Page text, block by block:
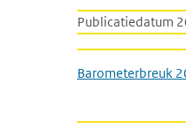
Publicatiedatum
Barometerbreuk